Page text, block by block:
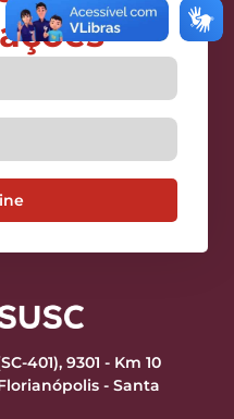
401), 9301 - Km 10
- Santa